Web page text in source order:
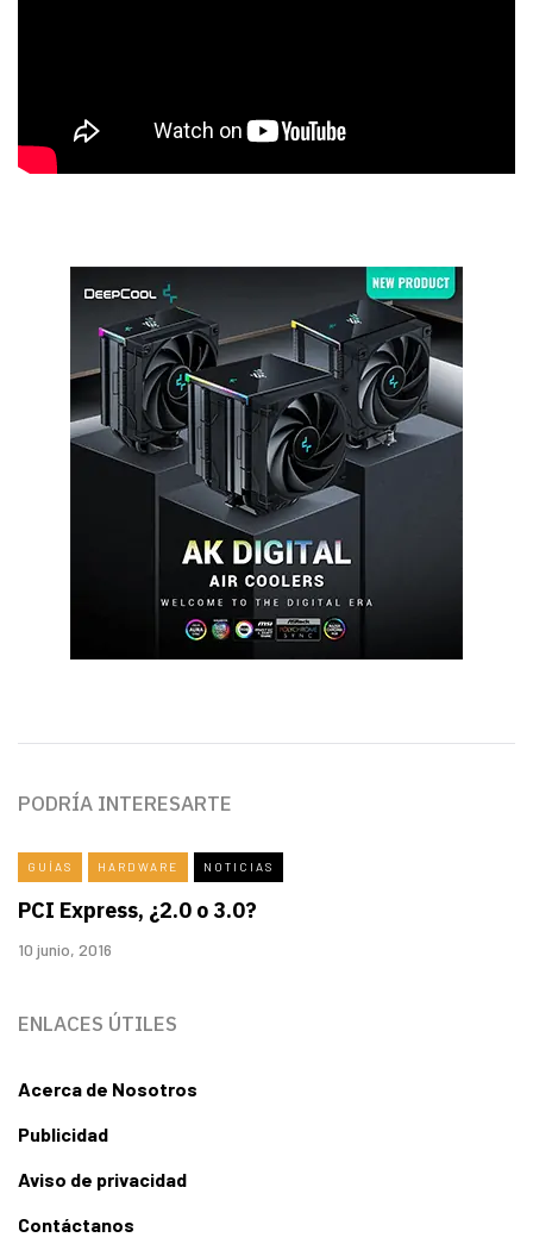
PODRÍA INTERESARTE
GUÍAS HARDWARE NOTICIAS
PCI Express, ¿2.0 o 3.0?
10 junio, 2016
ENLACES ÚTILES
Acerca de Nosotros
Publicidad
Aviso de privacidad
Contáctanos